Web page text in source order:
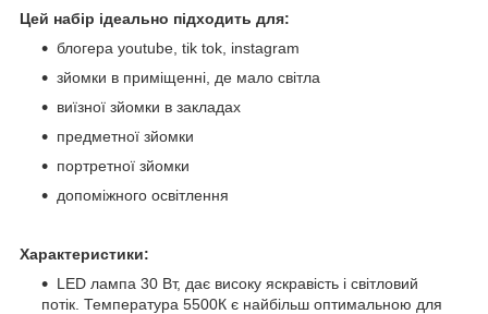
Цей набір ідеально підходить для:
блогера youtube, tik tok, instagram
зйомки в приміщенні, де мало світла
виїзної зйомки в закладах
предметної зйомки
портретної зйомки
допоміжного освітлення
Характеристики:
LED лампа 30 Вт, дає високу яскравість і світловий
потік. Температура 5500К є найбільш оптимальною для